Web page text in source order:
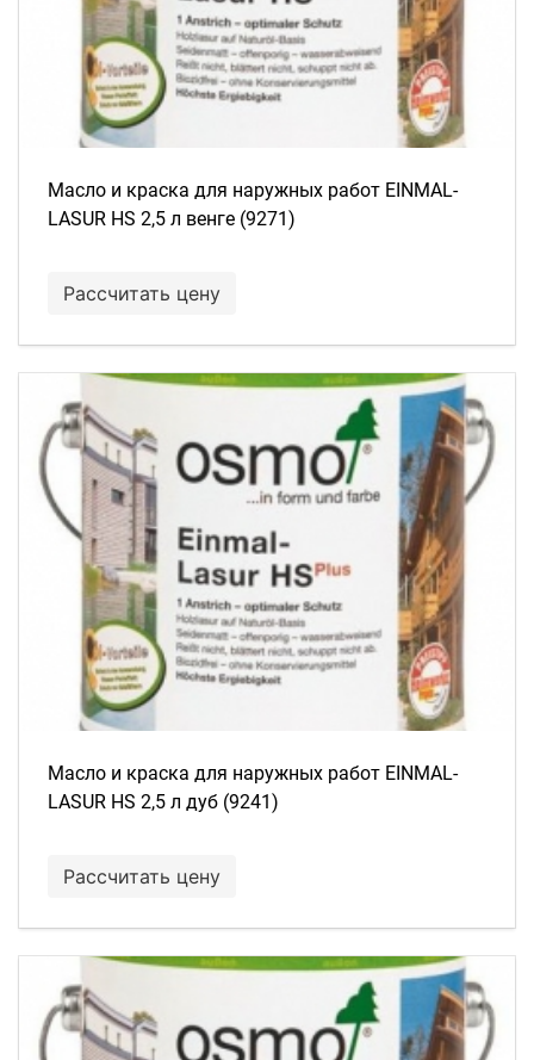
Масло и краска для наружных работ EINMAL-
LASUR HS 2,5 л венге (9271)
Рассчитать цену
Масло и краска для наружных работ EINMAL-
LASUR HS 2,5 л дуб (9241)
Рассчитать цену